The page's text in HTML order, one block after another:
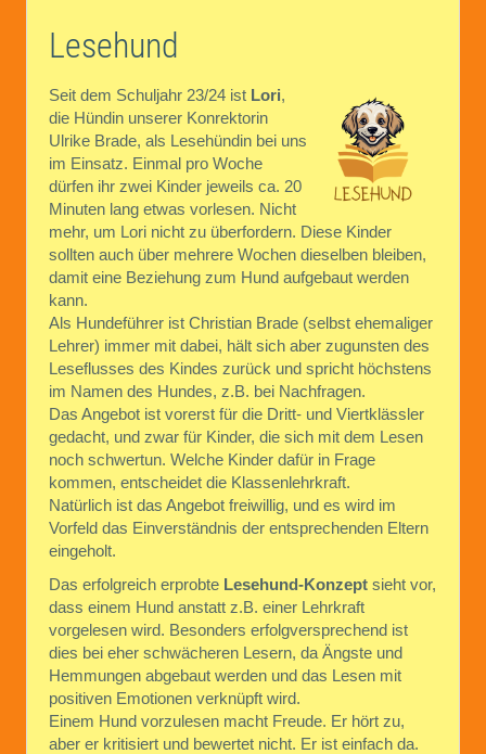
Lesehund
Seit dem Schuljahr 23/24 ist Lori,
die Hündin unserer Konrektorin
Ulrike Brade, als Lesehündin bei uns
im Einsatz. Einmal pro Woche
dürfen ihr zwei Kinder jeweils ca. 20
Minuten lang etwas vorlesen. Nicht
mehr, um Lori nicht zu überfordern. Diese Kinder
sollten auch über mehrere Wochen dieselben bleiben,
damit eine Beziehung zum Hund aufgebaut werden
kann.
Als Hundeführer ist Christian Brade (selbst ehemaliger
Lehrer) immer mit dabei, hält sich aber zugunsten des
Leseflusses des Kindes zurück und spricht höchstens
im Namen des Hundes, z.B. bei Nachfragen.
Das Angebot ist vorerst für die Dritt- und Viertklässler
gedacht, und zwar für Kinder, die sich mit dem Lesen
noch schwertun. Welche Kinder dafür in Frage
kommen, entscheidet die Klassenlehrkraft.
Natürlich ist das Angebot freiwillig, und es wird im
Vorfeld das Einverständnis der entsprechenden Eltern
eingeholt.
Das erfolgreich erprobte Lesehund-Konzept sieht vor,
dass einem Hund anstatt z.B. einer Lehrkraft
vorgelesen wird. Besonders erfolgversprechend ist
dies bei eher schwächeren Lesern, da Ängste und
Hemmungen abgebaut werden und das Lesen mit
positiven Emotionen verknüpft wird.
Einem Hund vorzulesen macht Freude. Er hört zu,
aber er kritisiert und bewertet nicht. Er ist einfach da.